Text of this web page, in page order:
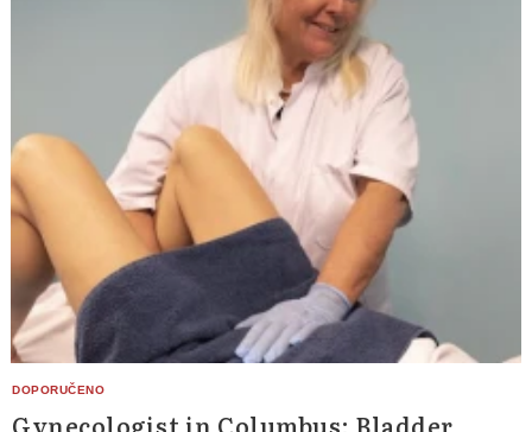
Gynecologist in Columbus: Bladder